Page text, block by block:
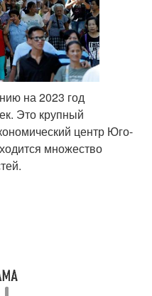
на 2023 год
Это крупный
центр Юго-
множество